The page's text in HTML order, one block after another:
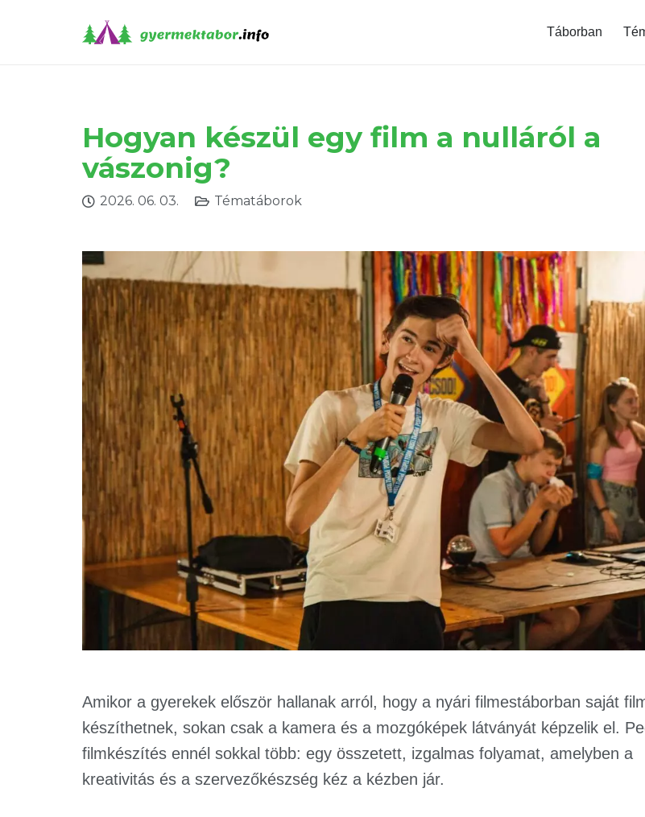
Táborban
Hogyan készül egy film a nulláról a
vászonig?
2026. 06. 03. Tématáborok
Amikor a gyerekek először hallanak arról, hogy a nyári filmestáborban saját
készíthetnek, sokan csak a kamera és a mozgóképek látványát képzelik el.
filmkészítés ennél sokkal több: egy összetett, izgalmas folyamat, amelyben a
kreativitás és a szervezőkészség kéz a kézben jár.